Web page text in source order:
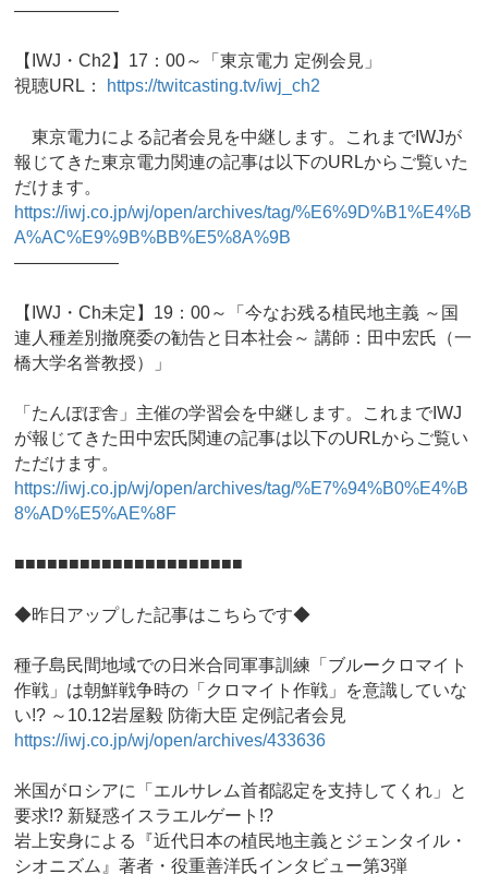
——————
【IWJ・Ch2】17：00～「東京電力 定例会見」
視聴URL： https://twitcasting.tv/iwj_ch2
東京電力による記者会見を中継します。これまでIWJが
報じてきた東京電力関連の記事は以下のURLからご覧いた
だけます。
https://iwj.co.jp/wj/open/archives/tag/%E6%9D%B1%E4%B
A%AC%E9%9B%BB%E5%8A%9B
——————
【IWJ・Ch未定】19：00～「今なお残る植民地主義 ～国
連人種差別撤廃委の勧告と日本社会～ 講師：田中宏氏（一
橋大学名誉教授）」
「たんぽぽ舎」主催の学習会を中継します。これまでIWJ
が報じてきた田中宏氏関連の記事は以下のURLからご覧い
ただけます。
https://iwj.co.jp/wj/open/archives/tag/%E7%94%B0%E4%B
8%AD%E5%AE%8F
■■■■■■■■■■■■■■■■■■■■■
◆昨日アップした記事はこちらです◆
種子島民間地域での日米合同軍事訓練「ブルークロマイト
作戦」は朝鮮戦争時の「クロマイト作戦」を意識していな
い!? ～10.12岩屋毅 防衛大臣 定例記者会見
https://iwj.co.jp/wj/open/archives/433636
米国がロシアに「エルサレム首都認定を支持してくれ」と
要求!? 新疑惑イスラエルゲート!?
岩上安身による『近代日本の植民地主義とジェンタイル・
シオニズム』著者・役重善洋氏インタビュー第3弾